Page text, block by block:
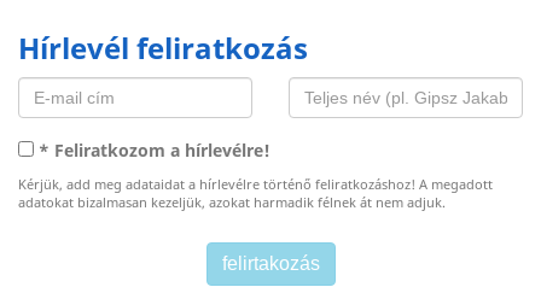
Hírlevél feliratkozás
* Feliratkozom a hírlevélre!
Kérjük, add meg adataidat a hírlevélre történő feliratkozáshoz! A megadott
adatokat bizalmasan kezeljük, azokat harmadik félnek át nem adjuk.